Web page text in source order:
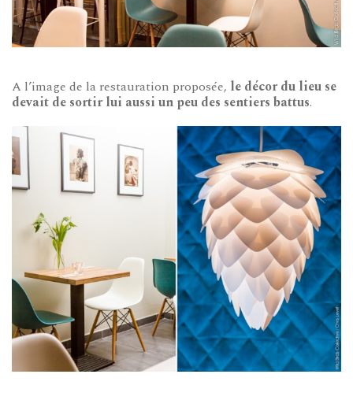
A l’image de la restauration proposée, le décor du lieu se
devait de sortir lui aussi un peu des sentiers battus.